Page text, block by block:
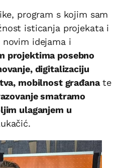
program s kojim sam
isticanja projekata i
idejama i
projektima posebno
digitalizaciju
mobilnost građanate
smatramo
ulaganjem u